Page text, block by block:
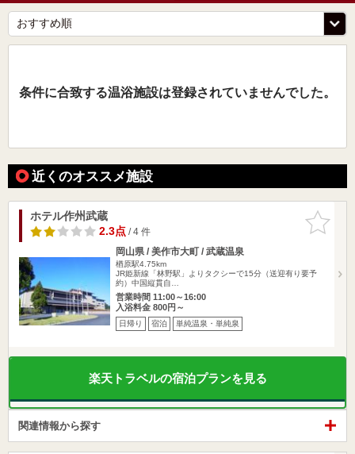
条件に合致する温浴施設は登録されていませんでした。
近くのオススメ施設
お気に入
りに追加
ホテル作州武蔵
2.3点/ 4 件
岡山県 / 美作市大町 / 武蔵温泉
楢原駅4.75km
JR姫新線「林野駅」よりタクシーで15分（送迎有り要予
約）中国縦貫自…
営業時間 11:00～16:00
入浴料金 800円～
日帰り 宿泊 単純温泉・単純泉
楽天トラベルの宿泊プランを見る
関連情報から探す